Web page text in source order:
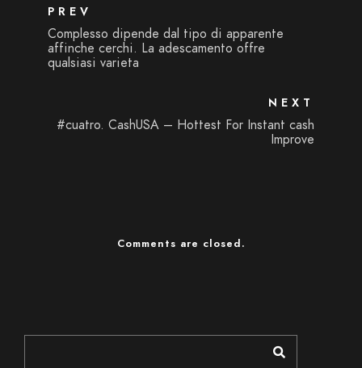
PREV
Complesso dipende dal tipo di apparente
affinche cerchi. La adescamento offre
qualsiasi varieta
NEXT
#cuatro. CashUSA – Hottest For Instant cash
Improve
Comments are closed.